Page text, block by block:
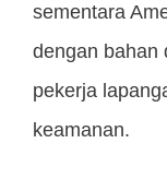
sementara
dengan bahan
pekerja
keamanan.